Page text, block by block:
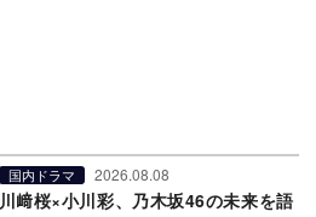
国内ドラマ 2026.08.08
川﨑桜×小川彩、乃木坂46の未来を語